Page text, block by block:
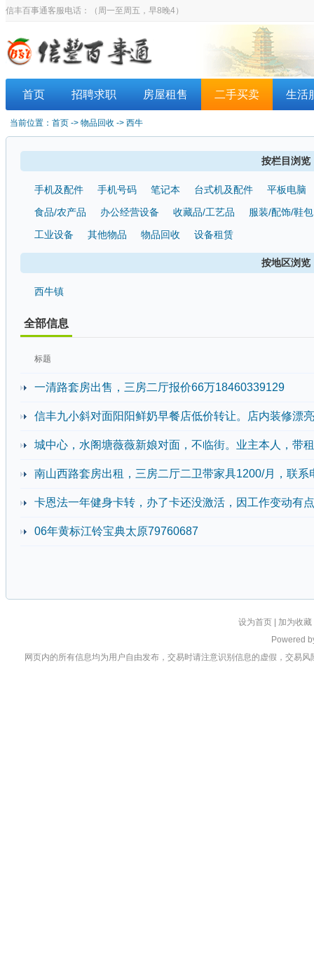
信丰百事通客服电话： （周一至周五，早8晚4）
首页 招聘求职 房屋租售 二手买卖 生活
当前位置： 首页 -> 物品回收 -> 西牛
按栏目浏览
手机及配件 手机号码 笔记本 台式机及配件
平板电脑
食品/农产品
办公经营设备 收藏品/工艺品
服装/配饰/鞋包
工业设备
其他物品 物品回收 设备租赁
按地区浏览
西牛镇
全部信息
标题
一清路套房出售，三房二厅报价66万18460339129
信丰九小斜对面阳阳鲜奶早餐店低价转让。店内装修漂
城中心，水阁塘薇薇新娘对面，不临街。业主本人，带
南山西路套房出租，三房二厅二卫带家具1200/月，联
卡恩法一年健身卡转，办了卡还没激活，因工作变动有
06年黄标江铃宝典太原79760687
设为首页 加为收藏
Powered
网页内的所有信息均为用户自由发布，交易时请注意识别信息的虚假，交易